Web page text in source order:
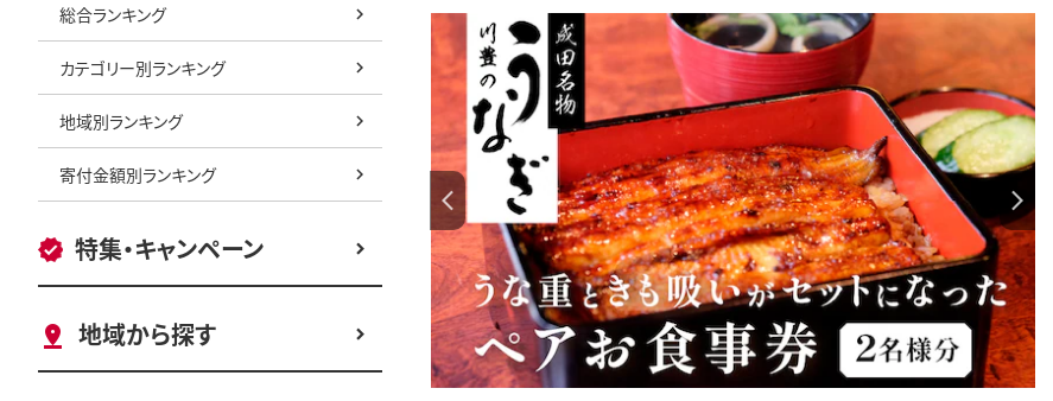
総合ランキング
カテゴリー別ランキング
地域別ランキング
寄付金額別ランキング
特集・キャンペーン
地域から探す